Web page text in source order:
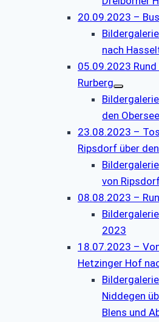
20.09.2023 –
nach
05.09.2023 Rund
Rurberg
den
23.08.2023 –
Ripsdorf über
von
08.08.2023 –
2023
18.07.2023 –
Hetzinger Hof
Niddegen
Blens und